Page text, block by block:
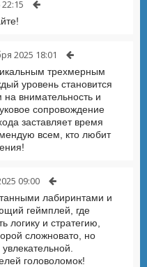
2025 18:01
трехмерным
уровень становится
внимательность и
сопровождение
заставляет время
всем, кто любит
09:00
лабиринтами и
геймплей, где
логику и стратегию,
сложновато, но
головоломок!